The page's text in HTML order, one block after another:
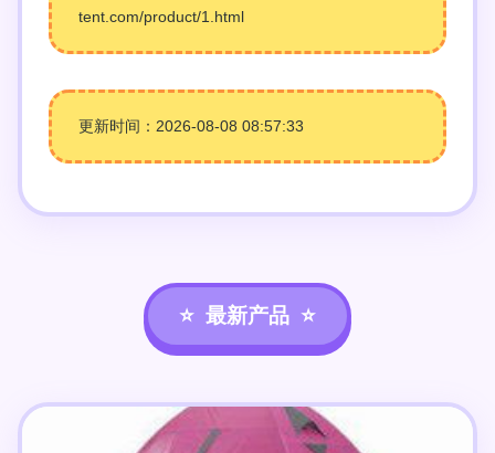
tent.com/product/1.html
更新时间：2026-08-08 08:57:33
最新产品